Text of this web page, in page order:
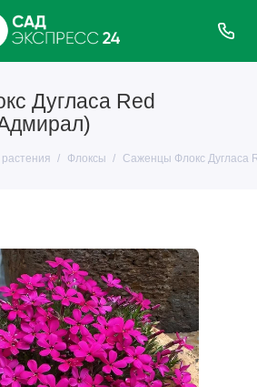
Дугласа Red
Флоксы Саженцы Флокс Дугласа